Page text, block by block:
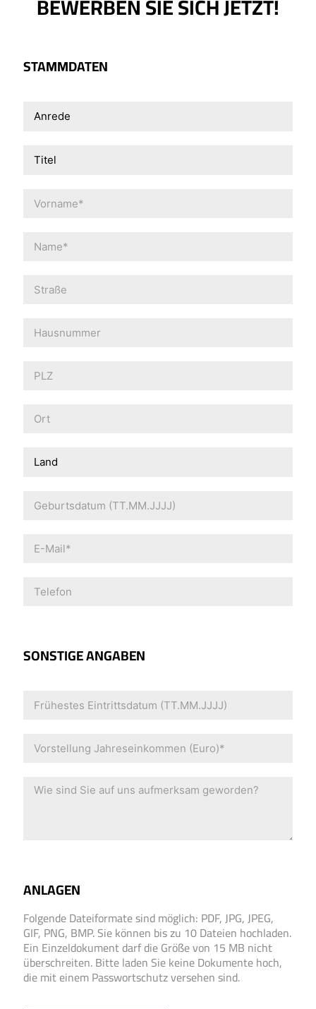
STAMMDATEN
SONSTIGE ANGABEN
ANLAGEN
Folgende Dateiformate sind möglich: PDF, JPG, JPEG,
GIF, PNG, BMP. Sie können bis zu 10 Dateien hochladen.
Ein Einzeldokument darf die Größe von 15 MB nicht
überschreiten. Bitte laden Sie keine Dokumente hoch,
die mit einem Passwortschutz versehen sind.